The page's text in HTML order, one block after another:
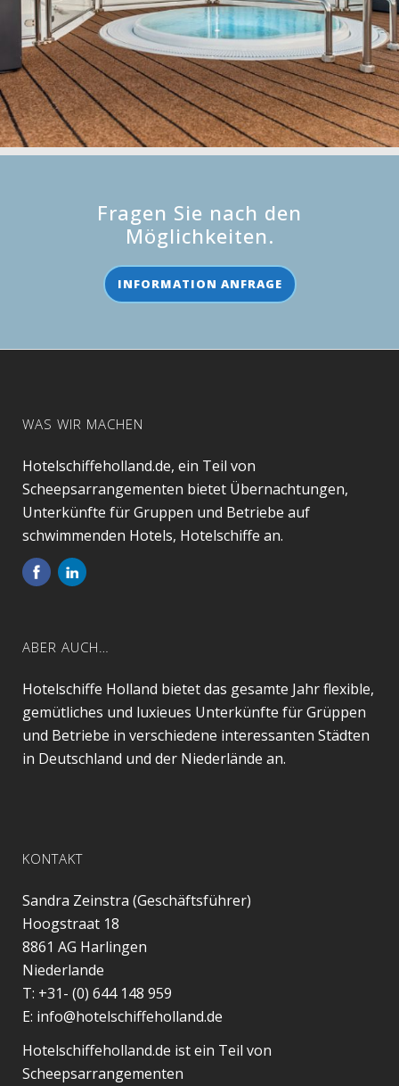
Fragen Sie nach den
Möglichkeiten.
INFORMATION ANFRAGE
WAS WIR MACHEN
Hotelschiffeholland.de, ein Teil von
Scheepsarrangementen bietet Übernachtungen,
Unterkünfte für Gruppen und Betriebe auf
schwimmenden Hotels, Hotelschiffe an.
ABER AUCH…
Hotelschiffe Holland bietet das gesamte Jahr flexible,
gemütliches und luxieues Unterkünfte für Grüppen
und Betriebe in verschiedene interessanten Städten
in Deutschland und der Niederlände an.
KONTAKT
Sandra Zeinstra (Geschäftsführer)
Hoogstraat 18
8861 AG Harlingen
Niederlande
T: +31- (0) 644 148 959
E: info@hotelschiffeholland.de
Hotelschiffeholland.de ist ein Teil von
Scheepsarrangementen